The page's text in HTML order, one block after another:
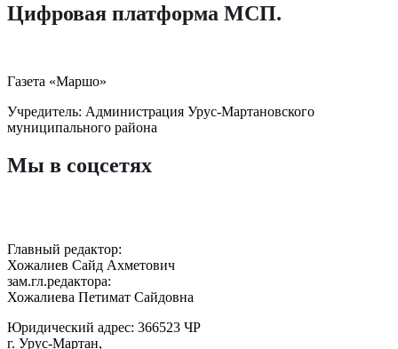
Цифровая платформа МСП.
Газета «Маршо»
Учредитель: Администрация Урус-Мартановского
муниципального района
Мы в соцсетях
Главный редактор:
Хожалиев Сайд Ахметович
зам.гл.редактора:
Хожалиева Петимат Сайдовна
Юридический адрес: 366523 ЧР
г. Урус-Мартан,